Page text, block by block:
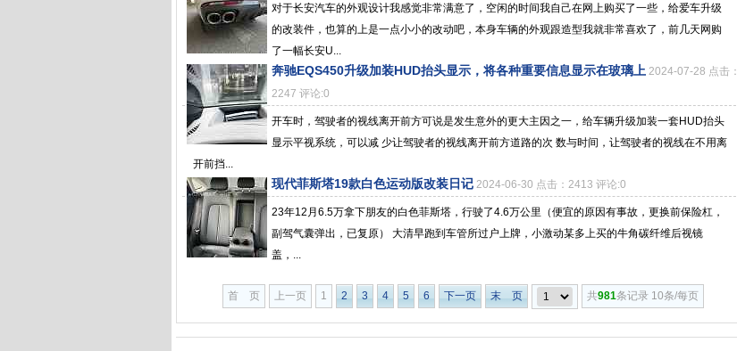
对于长安汽车的外观设计我感觉非常满意了，空闲的时间我自己在网上购买了一些，给爱车升级
的改装件，也算的上是一点小小的改动吧，本身车辆的外观跟造型我就非常喜欢了，前几天网购
了一幅长安U...
奔驰EQS450升级加装HUD抬头显示，将各种重要信息显示在玻璃上 2024-07-28 点击：
2247 评论:0
开车时，驾驶者的视线离开前方可说是发生意外的更大主因之一，给车辆升级加装一套HUD抬头
显示平视系统，可以减 少让驾驶者的视线离开前方道路的次 数与时间，让驾驶者的视线在不用离
开前挡...
现代菲斯塔19款白色运动版改装日记 2024-06-30 点击：2413 评论:0
23年12月6.5万拿下朋友的白色菲斯塔，行驶了4.6万公里（便宜的原因有事故，更换前保险杠，
副驾气囊弹出，已复原） 大清早跑到车管所过户上牌，小激动某多上买的牛角碳纤维后视镜
盖，...
首 页 上一页 1 2 3 4 5 6 下一页 末 页 共981条记录 10条/每页